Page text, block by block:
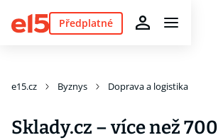
Předplatné
e15.cz Byznys Doprava a logistika
Sklady.cz – více než 700